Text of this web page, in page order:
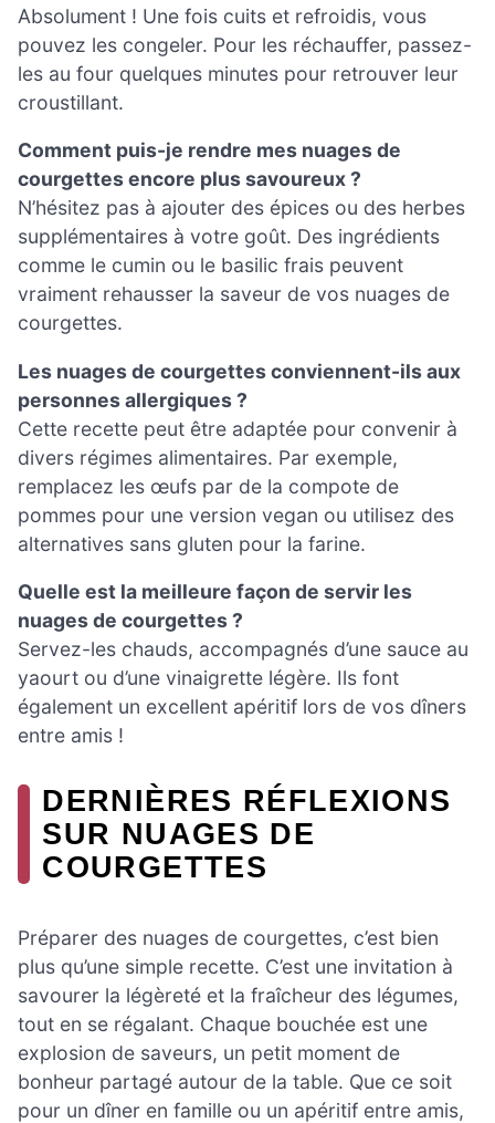
Absolument ! Une fois cuits et refroidis, vous
pouvez les congeler. Pour les réchauffer, passez-
les au four quelques minutes pour retrouver leur
croustillant.
Comment puis-je rendre mes nuages de
courgettes encore plus savoureux ?
N’hésitez pas à ajouter des épices ou des herbes
supplémentaires à votre goût. Des ingrédients
comme le cumin ou le basilic frais peuvent
vraiment rehausser la saveur de vos nuages de
courgettes.
Les nuages de courgettes conviennent-ils aux
personnes allergiques ?
Cette recette peut être adaptée pour convenir à
divers régimes alimentaires. Par exemple,
remplacez les œufs par de la compote de
pommes pour une version vegan ou utilisez des
alternatives sans gluten pour la farine.
Quelle est la meilleure façon de servir les
nuages de courgettes ?
Servez-les chauds, accompagnés d’une sauce au
yaourt ou d’une vinaigrette légère. Ils font
également un excellent apéritif lors de vos dîners
entre amis !
DERNIÈRES RÉFLEXIONS
SUR NUAGES DE
COURGETTES
Préparer des nuages de courgettes, c’est bien
plus qu’une simple recette. C’est une invitation à
savourer la légèreté et la fraîcheur des légumes,
tout en se régalant. Chaque bouchée est une
explosion de saveurs, un petit moment de
bonheur partagé autour de la table. Que ce soit
pour un dîner en famille ou un apéritif entre amis,